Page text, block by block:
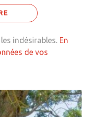
indésirables. En
de vos